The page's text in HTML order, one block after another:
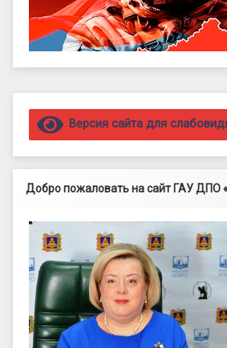
Правый сайдбар
Версия сайта для
Добро пожаловать на сайт ГАУ ДПО